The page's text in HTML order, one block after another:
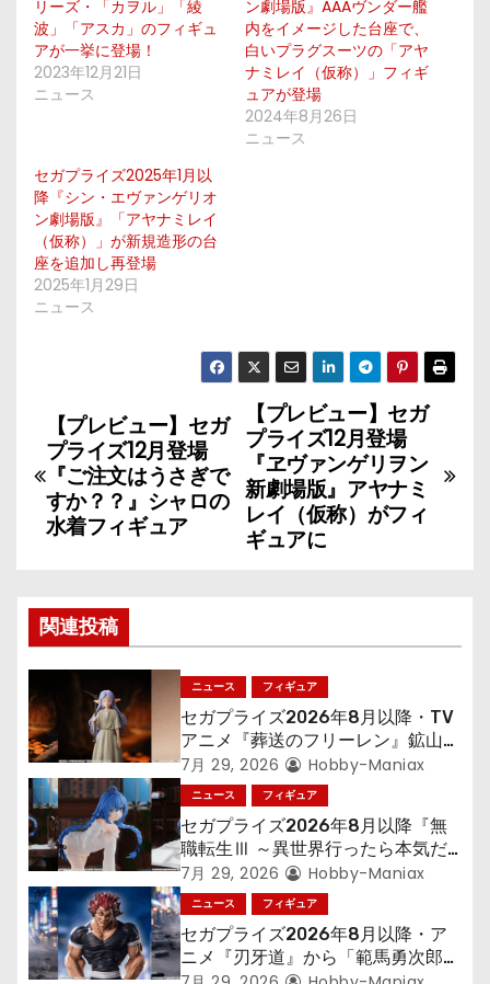
リーズ・「カヲル」「綾
波」「アスカ」のフィギュ
アが一挙に登場！
2023年12月21日
ニュース
ン劇場版』AAAヴンダー艦
内をイメージした台座で、
白いプラグスーツの「アヤ
ナミレイ（仮称）」フィギ
ュアが登場
2024年8月26日
ニュース
セガプライズ2025年1月以
降『シン・エヴァンゲリオ
ン劇場版』「アヤナミレイ
（仮称）」が新規造形の台
座を追加し再登場
2025年1月29日
ニュース
投
稿
ナ
ゲ
ー
シ
ョ
ン
【プレビュー】セガ
プライズ12月登場
『ヱヴァンゲリヲン
新劇場版』アヤナミ
レイ（仮称）がフィ
ギュアに
【プレビュー】セガ
プライズ12月登場
『ご注文はうさぎで
すか？？』シャロの
水着フィギュア
関連投稿
ニュース フィギュア
セガプライズ2026年8月以降・TV
アニメ『葬送のフリーレン』鉱山で
300年働くことになっっちゃった
「フリーレン」を立体化！
7月 29, 2026 Hobby-Maniax
ニュース フィギュア
セガプライズ2026年8月以降『無
職転生Ⅲ ～異世界行ったら本気だ
す～』から「ロキシー」のフィギュ
アが登場！
7月 29, 2026 Hobby-Maniax
ニュース フィギュア
セガプライズ2026年8月以降・ア
ニメ『刃牙道』から「範馬勇次郎」